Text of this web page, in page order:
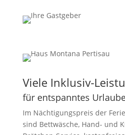
Viele Inklusiv-
für entspanntes
Im Nächtigungspreis der
sind Bettwäsche, Hand- und